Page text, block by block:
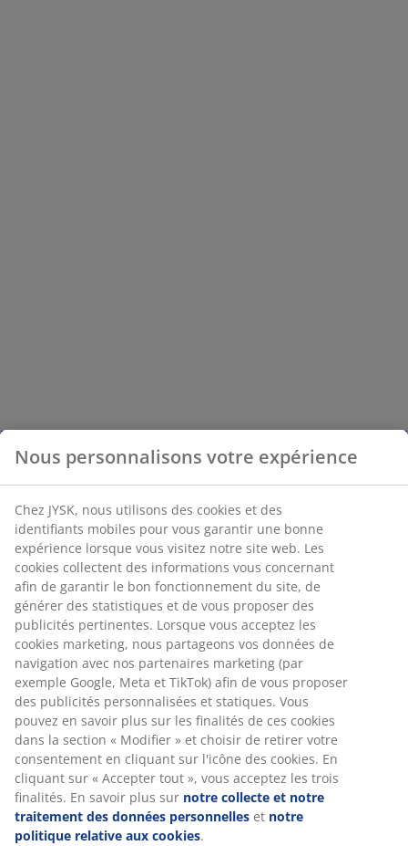
Nous personnalisons votre expérience
Chez JYSK, nous utilisons des cookies et des
identifiants mobiles pour vous garantir une bonne
expérience lorsque vous visitez notre site web. Les
cookies collectent des informations vous concernant
afin de garantir le bon fonctionnement du site, de
générer des statistiques et de vous proposer des
publicités pertinentes. Lorsque vous acceptez les
cookies marketing, nous partageons vos données de
navigation avec nos partenaires marketing (par
exemple Google, Meta et TikTok) afin de vous proposer
des publicités personnalisées et statiques. Vous
pouvez en savoir plus sur les finalités de ces cookies
dans la section « Modifier » et choisir de retirer votre
consentement en cliquant sur l'icône des cookies. En
cliquant sur « Accepter tout », vous acceptez les trois
finalités. En savoir plus sur notre collecte et notre
traitement des données personnelles et notre
politique relative aux cookies.